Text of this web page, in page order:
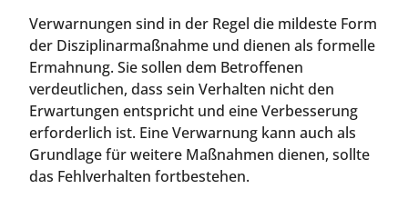
Verwarnungen sind in der Regel die mildeste Form
der Disziplinarmaßnahme und dienen als formelle
Ermahnung. Sie sollen dem Betroffenen
verdeutlichen, dass sein Verhalten nicht den
Erwartungen entspricht und eine Verbesserung
erforderlich ist. Eine Verwarnung kann auch als
Grundlage für weitere Maßnahmen dienen, sollte
das Fehlverhalten fortbestehen.